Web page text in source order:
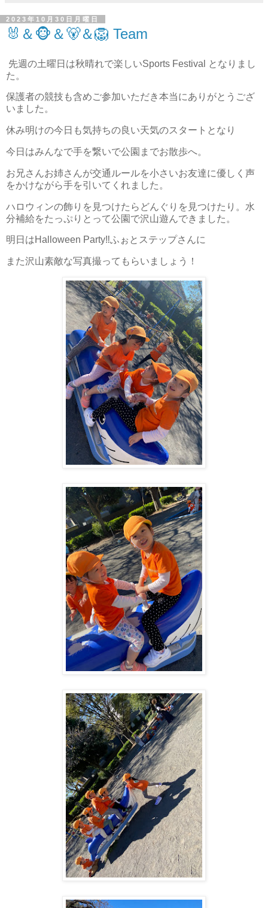
2023年10月30日月曜日
🐰＆🐵＆🐻＆🦁 Team
先週の土曜日は秋晴れで楽しいSports Festival となりまし
た。
保護者の競技も含めご参加いただき本当にありがとうござ
いました。
休み明けの今日も気持ちの良い天気のスタートとなり
今日はみんなで手を繋いで公園までお散歩へ。
お兄さんお姉さんが交通ルールを小さいお友達に優しく声
をかけながら手を引いてくれました。
ハロウィンの飾りを見つけたらどんぐりを見つけたり。水
分補給をたっぷりとって公園で沢山遊んできました。
明日はHalloween Party‼️ふぉとステップさんに
また沢山素敵な写真撮ってもらいましょう！